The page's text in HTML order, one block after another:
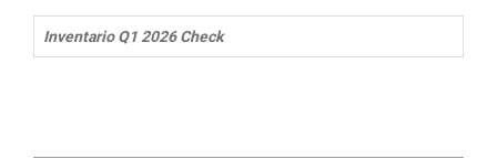
Inventario Q1 2026 Check